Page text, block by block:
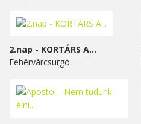
2.nap - KORTÁRS A...
Fehérvárcsurgó